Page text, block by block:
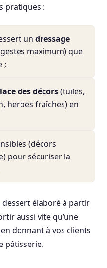
pratiques :
un dressage
maximum) que
;
des décors(tuiles,
herbes fraîches) en
(décors
pour sécuriser la
élaboré à partir
aussi vite qu’une
donnant à vos clients
pâtisserie.